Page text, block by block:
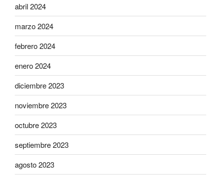
abril 2024
marzo 2024
febrero 2024
enero 2024
diciembre 2023
noviembre 2023
octubre 2023
septiembre 2023
agosto 2023